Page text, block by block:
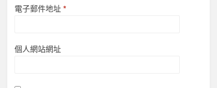
電子郵件地址 *
個人網站網址